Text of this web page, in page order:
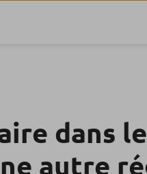
dans
autre